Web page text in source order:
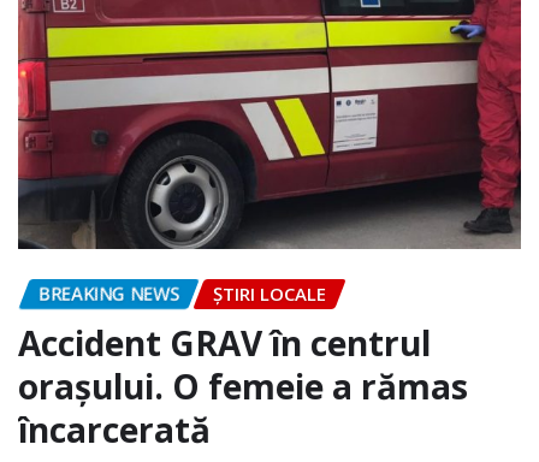
BREAKING NEWS ȘTIRI LOCALE
Accident GRAV în centrul
orașului. O femeie a rămas
încarcerată